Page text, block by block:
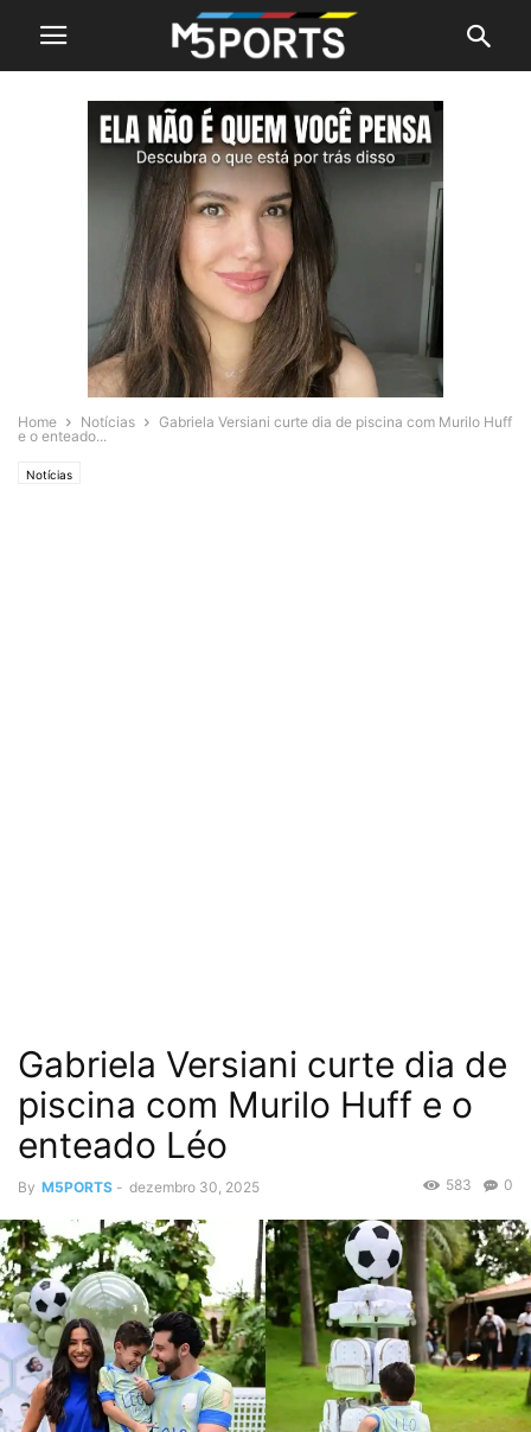
Home Notícias
Gabriela Versiani curte dia de piscina com Murilo Huff
e o enteado...
Notícias
Gabriela Versiani curte dia de
piscina com Murilo Huff e o
enteado Léo
By M5PORTS - dezembro 30, 2025 0
583